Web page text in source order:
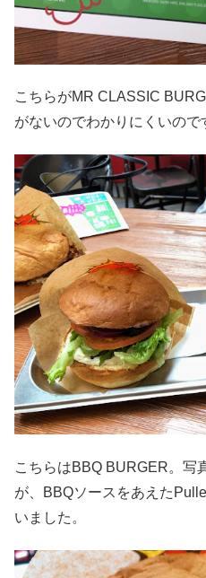
こちらがMR CLASSIC
がないのでわかりにくいので
こちらはBBQ BURGER。写
が、BBQソースをあえた
いました。